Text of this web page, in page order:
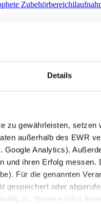
Details
zu gewährleisten,
außerhalb des EWR
Analytics).
und ihren Erfolg messen.
Für die genannten
gespeichert oder
zu. Weitere Infos
E-